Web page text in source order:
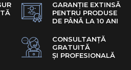
GARANȚIE EXTINSĂ
PENTRU PRODUSE
DE PÂNĂ LA 10 ANI
CONSULTANȚĂ
GRATUITĂ
ȘI PROFESIONALĂ